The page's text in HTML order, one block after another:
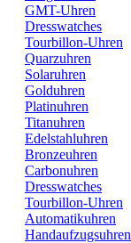
GMT-Uhren
Dresswatches
Tourbillon-Uhren
Quarzuhren
Solaruhren
Golduhren
Platinuhren
Titanuhren
Edelstahluhren
Bronzeuhren
Carbonuhren
Dresswatches
Tourbillon-Uhren
Automatikuhren
Handaufzugsuhren